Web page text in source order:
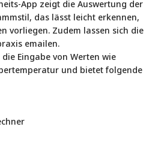
App zeigt die Auswertung der
das lässt leicht erkennen,
vorliegen. Zudem lassen sich die
emailen.
Eingabe von Werten wie
und bietet folgende